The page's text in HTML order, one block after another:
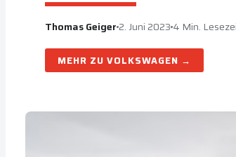
Thomas Geiger2. Juni 2023 4 Min.
VOLKSWAGEN